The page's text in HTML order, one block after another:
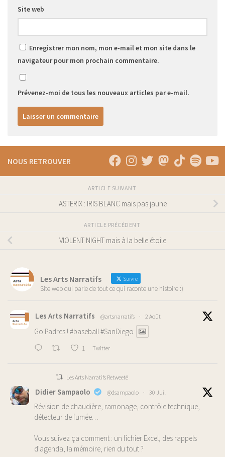
Site web
Enregistrer mon nom, mon e-mail et mon site dans le
navigateur pour mon prochain commentaire.
Prévenez-moi de tous les nouveaux articles par e-mail.
NOUS RETROUVER
ARTICLE SUIVANT
ASTERIX : IRIS BLANC mais pas jaune
ARTICLE PRÉCÉDENT
VIOLENT NIGHT mais à la belle étoile
Les Arts Narratifs Suivre
Site web qui parle de tout ce qui raconte une histoire :)
Les Arts Narratifs @artsnarratifs · 2 Août
Go Padres ! #baseball#SanDiego
1 Twitter
Les Arts Narratifs Retweeté
Didier Sampaolo @dsampaolo · 30 Juil
Révision de chaudière, ramonage, contrôle technique,
détecteur de fumée…
Vous suivez ça comment : un fichier Excel, des rappels
d'agenda, la mémoire, rien du tout ?